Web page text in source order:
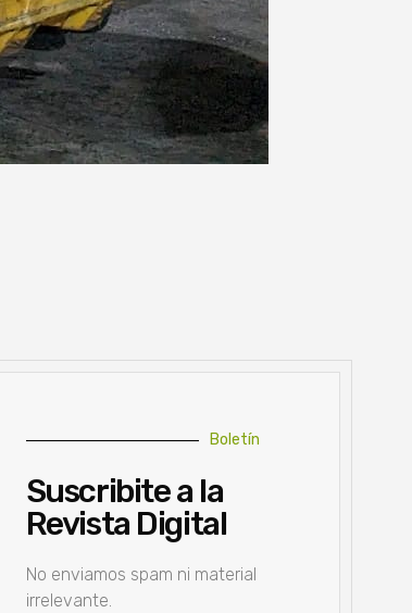
Boletín
Suscribite a la
Revista Digital
No enviamos spam ni material
irrelevante.